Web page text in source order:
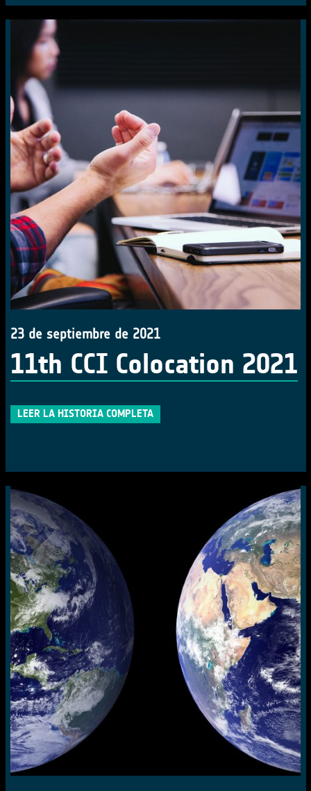
23 de septiembre de 2021
11th CCI Colocation 2021
LEER LA HISTORIA COMPLETA